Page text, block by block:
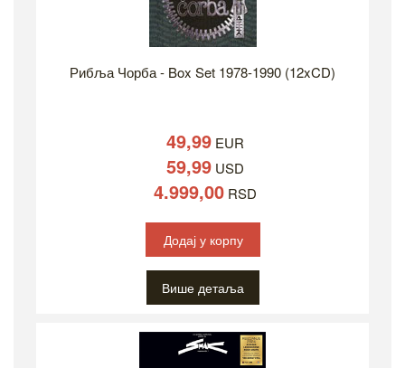
Рибља Чорба - Box Set 1978-1990 (12xCD)
49,99EUR
59,99USD
4.999,00RSD
Додај у корпу
Више детаља